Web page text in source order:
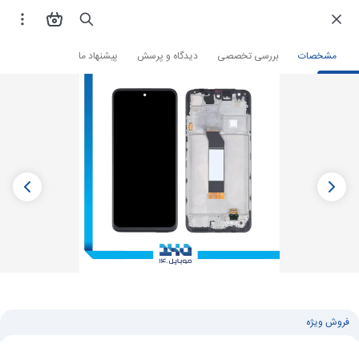
مشخصات بررسی تخصصی دیدگاه و پرسش پیشنهاد ما فروشگاه اینترنتی لوازم جانبی و قطعات موبایل قطعات موبایل
فروش ویژه